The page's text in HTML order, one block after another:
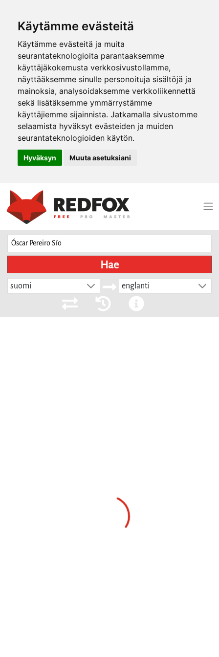
Käytämme evästeitä
Käytämme evästeitä ja muita
seurantateknologioita parantaaksemme
käyttäjäkokemusta verkkosivustollamme,
näyttääksemme sinulle personoituja sisältöjä ja
mainoksia, analysoidaksemme verkkoliikennettä
sekä lisätäksemme ymmärrystämme
käyttäjiemme sijainnista. Jatkamalla sivustomme
selaamista hyväksyt evästeiden ja muiden
seurantateknologioiden käytön.
Hyväksyn Muuta asetuksiani
Hae
suomi englanti